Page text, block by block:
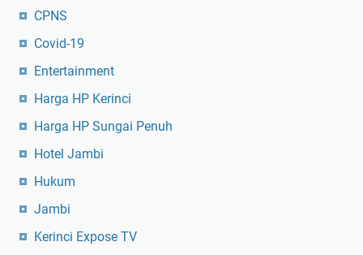
CPNS
Covid-19
Entertainment
Harga HP Kerinci
Harga HP Sungai Penuh
Hotel Jambi
Hukum
Jambi
Kerinci Expose TV